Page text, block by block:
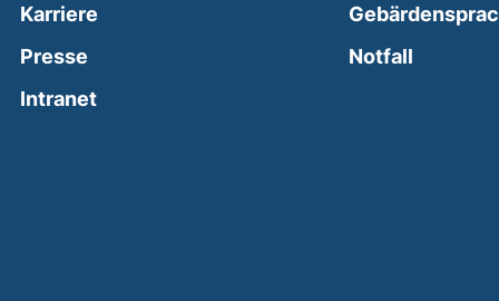
Karriere
Presse
Intranet(external link, opens in a new window)
Notfall